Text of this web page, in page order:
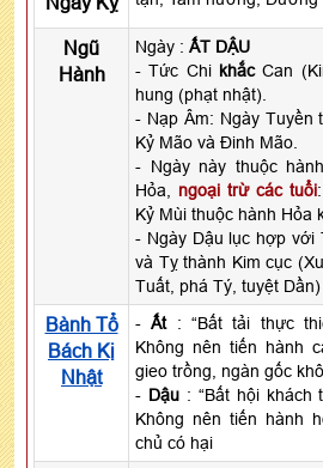
Ngũ
Hành
Ngày : ẤT DẬU
- Tức Chi khắcCan
hung (phạt nhật).
- Nạp Âm: Ngày Tuyền
Kỷ Mão và Đinh Mão.
- Ngày này thuộc
Hỏa, ngoại trừ các tuổi
Kỷ Mùi thuộc hành Hỏa
- Ngày Dậu lục hợp với
và Tỵ thành Kim cục
Tuất, phá Tý, tuyệt Dần)
Bành Tổ
Bách Kị
Nhật
-Ất: “Bất tải thực
Không nên tiến hành
gieo trồng, ngàn gốc
- Dậu: “Bất hội khách
Không nên tiến hành
chủ có hại